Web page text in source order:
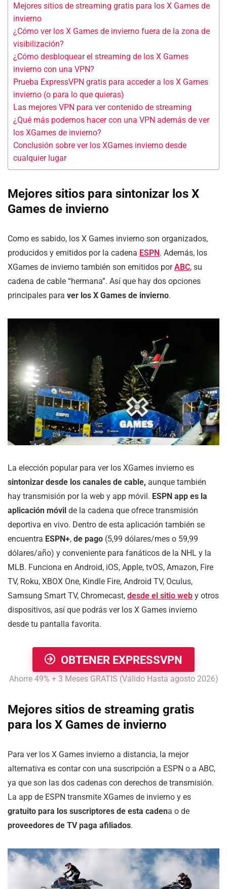
Mejores sitios de streaming gratis para los X Games de
invierno
¿Cómo ver los X Games de invierno fuera de la zona de
visibilización?
¿Cómo desbloquear el streaming de los X Games
invierno con una VPN?
Prueba ExpressVPN gratis para acceder a los X Games
invierno (o para lo que quieras)
Las mejores VPN para ver contenido de streaming
¿Qué más podemos hacer con una VPN además de ver
los XGames de invierno?
Conclusión sobre ver los XGames invierno desde
cualquier lugar
Mejores sitios para sintonizar los X
Games de invierno
Como es sabido, los X Games invierno son organizados,
producidos y emitidos por la cadena ESPN. Además, los
XGames de invierno también son emitidos porABC, su
cadena de cable “hermana”. Así que hay dos opciones
principales para ver los X Games de invierno.
La elección popular para ver los XGames invierno es
sintonizar desde los canales de cable, aunque también
hay transmisión por la web y app móvil. ESPN app es la
aplicación móvil de la cadena que ofrece transmisión
deportiva en vivo. Dentro de esta aplicación también se
encuentra ESPN+, de pago (5,99 dólares/mes o 59,99
dólares/año) y conveniente para fanáticos de la NHL y la
MLB. Funciona en Android, iOS, Apple, tvOS, Amazon, Fire
TV, Roku, XBOX One, Kindle Fire, Android TV, Oculus,
Samsung Smart TV, Chromecast, desde el sitio web y otros
dispositivos, así que podrás ver los X Games invierno
desde tu pantalla favorita.
OBTENER EXPRESSVPN
Ahorre 49% + 3 Meses GRATIS (Válido Hasta agosto 2026)
Mejores sitios de streaming gratis
para los X Games de invierno
Para ver los X Games invierno a distancia, la mejor
alternativa es contar con una suscripción a ESPN o a ABC,
ya que son las dos cadenas con derechos de transmisión.
La app de ESPN transmite XGames de invierno y es
gratuito para los suscriptores de esta cadena o de
proveedores de TV paga afiliados.